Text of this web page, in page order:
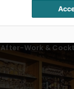
sécurité.
clean
is designed
articles
After-Work &